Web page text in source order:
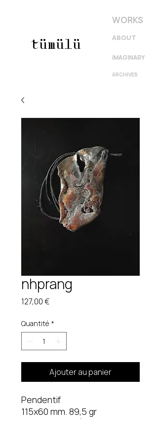
WORKS
tümülü
ARCHIVES
IMAGINARY
ABOUT
nhprang
127,00 €
Quantité *
Ajouter au panier
Pendentif
115x60 mm. 89,5 gr